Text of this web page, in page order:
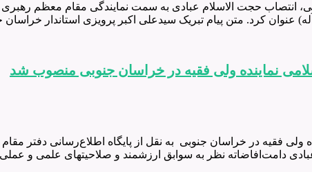
انتصاب حجت الاسلام عبادی به سمت نمایندگی مقام معظم
عنوان کرد. متن پیام تبریک سیدعلی اکبر پرویزی استاندار
نماینده ولی فقیه در خراسان جنوبی منصوب شد
ولی فقیه در خراسان جنوبی به نقل از پایگاه اطلاع‌رسانی
دامت‌افاضاته نظر به سوابق ارزشمند و صلاحیتهای علمی و عملی